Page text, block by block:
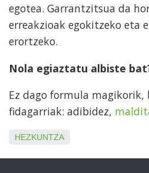
egotea. Garrantzitsua da
erreakzioak egokitzeko eta
erortzeko.
Nola egiaztatu albiste
Ez dago formula
fidagarriak: adibidez,
HEZKUNTZA